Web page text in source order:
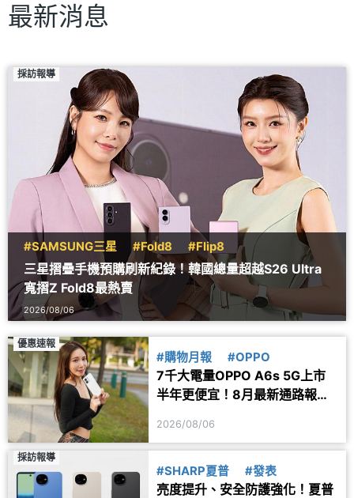
最新消息
採訪報導
#SAMSUNG三星 #Fold8 #Flip8
三星摺疊手機預購刷新紀錄！韓國總量超越S26 Ultra
寬摺Z Fold8最熱賣
2026/08/06
優惠速報
#購物月報 #OPPO
7千大電量OPPO A6s 5G上市
半年更便宜！8月最新通路報價
2026/08/06
採訪報導
#SHARP夏普 #發表
亮度提升、安全防護強化！夏普